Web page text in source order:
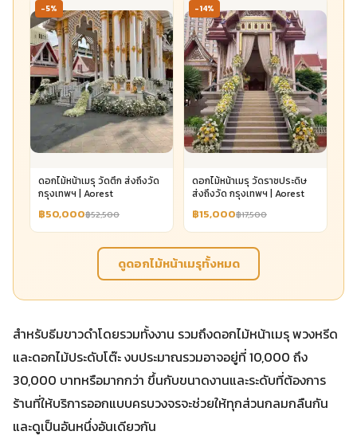
-5%
ดอกไม้หน้าเมรุ วัดตึก ส่งถึงวัด
กรุงเทพฯ | Aorest
฿50,000฿52,500
-14%
ดอกไม้หน้าเมรุ วัดราชประดิษ
ส่งถึงวัด กรุงเทพฯ | Aorest
฿15,000฿17,500
ดูดอกไม้หน้าเมรุทั้งหมด
สำหรับธีมขาวดำโดยรวมทั้งงาน รวมถึงดอกไม้หน้าเมรุ พวงหรีด
และดอกไม้ประดับโต๊ะ งบประมาณรวมอาจอยู่ที่ 10,000 ถึง
30,000 บาทหรือมากกว่า ขึ้นกับขนาดงานและระดับที่ต้องการ
ร้านที่ให้บริการออกแบบครบวงจรจะช่วยให้ทุกส่วนกลมกลืนกัน
และดูเป็นอันหนึ่งอันเดียวกัน